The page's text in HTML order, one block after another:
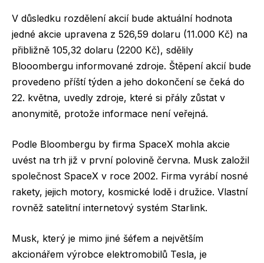
V důsledku rozdělení akcií bude aktuální hodnota
jedné akcie upravena z 526,59 dolaru (11.000 Kč) na
přibližně 105,32 dolaru (2200 Kč), sdělily
Blooombergu informované zdroje. Štěpení akcií bude
provedeno příští týden a jeho dokončení se čeká do
22. května, uvedly zdroje, které si přály zůstat v
anonymitě, protože informace není veřejná.
Podle Bloombergu by firma SpaceX mohla akcie
uvést na trh již v první polovině června. Musk založil
společnost SpaceX v roce 2002. Firma vyrábí nosné
rakety, jejich motory, kosmické lodě i družice. Vlastní
rovněž satelitní internetový systém Starlink.
Musk, který je mimo jiné šéfem a největším
akcionářem výrobce elektromobilů Tesla, je